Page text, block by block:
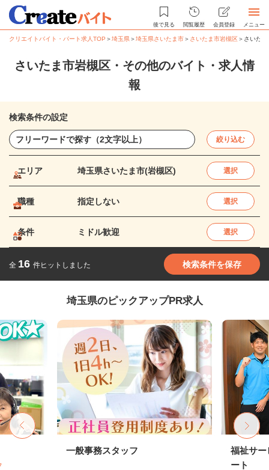
後で見る 閲覧履歴 会員登録 メニュー
クリエイトバイト・パート求人TOP ＞埼玉県＞埼玉県さいたま市＞ さいたま市岩槻区＞ さいた
さいたま市岩槻区・その他のバイト・求人情
報
検索条件の設定
絞り込む
エリア 埼玉県さいたま市(岩槻区) 選択
職種 指定しない 選択
条件 ミドル歓迎 選択
全 16 件ヒットしました 検索条件を保存
埼玉県のピックアップPR求人
一般事務スタッフ
福祉サー
ート